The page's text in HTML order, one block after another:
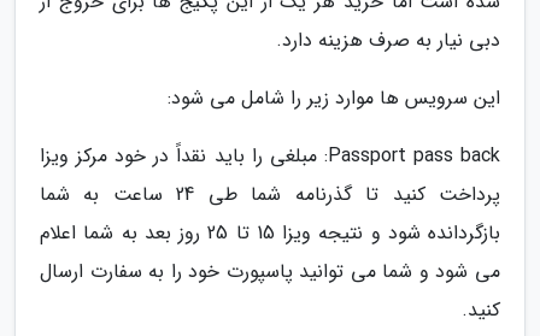
دبی نیار به صرف هزینه دارد.
این سرویس ها موارد زیر را شامل می شود:
Passport pass back: مبلغی را باید نقداً در خود مرکز ویزا
پرداخت کنید تا گذرنامه شما طی 24 ساعت به شما
بازگردانده شود و نتیجه ویزا 15 تا 25 روز بعد به شما اعلام
می شود و شما می توانید پاسپورت خود را به سفارت ارسال
کنید.